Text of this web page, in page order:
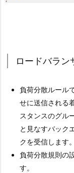
ロードバラン
負荷分散ルール
せに送信される
スタンスのグル
と見なすバック
クを受信します。
負荷分散規則の
す。